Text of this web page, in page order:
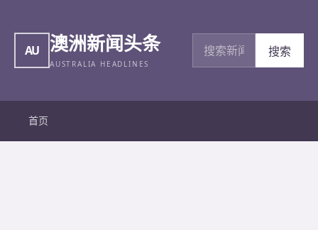
AU 澳洲新闻头条
AUSTRALIA HEADLINES
搜索新闻
搜索
首页